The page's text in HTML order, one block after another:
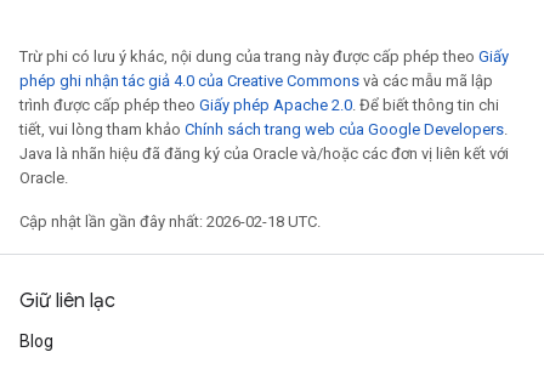
Trừ phi có lưu ý khác, nội dung của trang này được cấp phép theo Giấy
phép ghi nhận tác giả 4.0 của Creative Commons và các mẫu mã lập
trình được cấp phép theo Giấy phép Apache 2.0. Để biết thông tin chi
tiết, vui lòng tham khảo Chính sách trang web của Google Developers.
Java là nhãn hiệu đã đăng ký của Oracle và/hoặc các đơn vị liên kết với
Oracle.
Cập nhật lần gần đây nhất: 2026-02-18 UTC.
Giữ liên lạc
Blog